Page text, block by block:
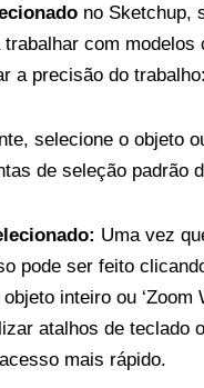
no Sketchup,
com
a precisão do trabalho:
selecione o objeto
de seleção padrão
Uma vez
pode ser feito
inteiro ou
atalhos de teclado
mais rápido.